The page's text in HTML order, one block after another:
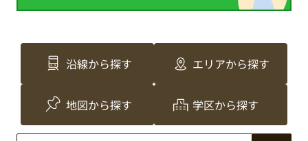
沿線から探す エリアから探す
地図から探す 学区から探す